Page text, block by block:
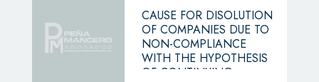
CAUSE FOR DISOLUTION
OF COMPANIES DUE TO
NON-COMPLIANCE
WITH THE HYPOTHESIS
OF CONTINUING